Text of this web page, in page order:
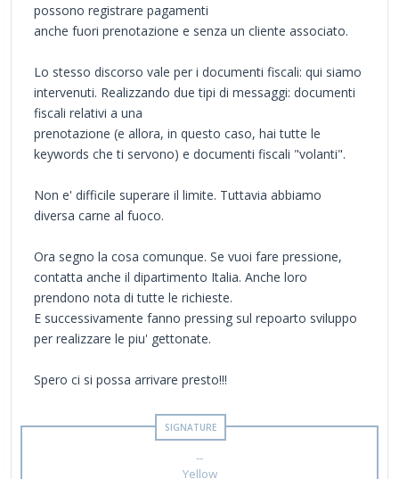
possono registrare pagamenti
anche fuori prenotazione e senza un cliente associato.
Lo stesso discorso vale per i documenti fiscali: qui siamo
intervenuti. Realizzando due tipi di messaggi: documenti
fiscali relativi a una
prenotazione (e allora, in questo caso, hai tutte le
keywords che ti servono) e documenti fiscali "volanti".
Non e' difficile superare il limite. Tuttavia abbiamo
diversa carne al fuoco.
Ora segno la cosa comunque. Se vuoi fare pressione,
contatta anche il dipartimento Italia. Anche loro
prendono nota di tutte le richieste.
E successivamente fanno pressing sul repoarto sviluppo
per realizzare le piu' gettonate.
Spero ci si possa arrivare presto!!!
--
Yellow